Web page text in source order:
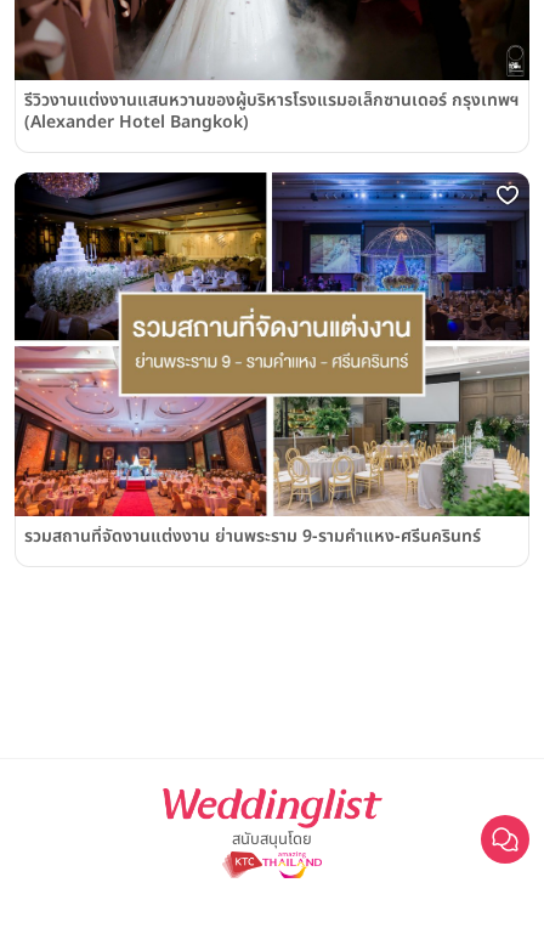
รีวิวงานแต่งงานแสนหวานของผู้บริหารโรงแรมอเล็กซานเดอร์ กรุงเทพฯ
(Alexander Hotel Bangkok)
รวมสถานที่จัดงานแต่งงาน ย่านพระราม 9-รามคำแหง-ศรีนครินทร์
สนับสนุนโดย